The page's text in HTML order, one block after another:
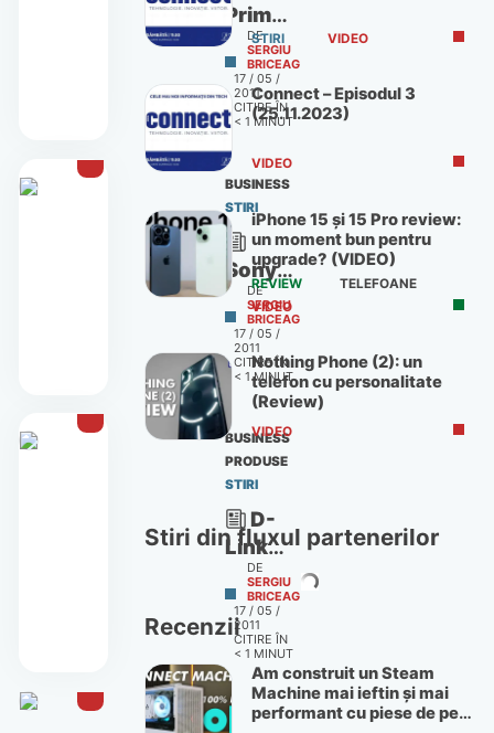
Primul
Concept
Store
destinat
jocurilor
video
DE
SERGIU
BRICEAG
17 / 05 /
2011
CITIRE ÎN
< 1 MINUT
BUSINESS
STIRI
Sony
le
urează
Welcome
Back
utilizatorilor
PlayStation
Network
cu
jocuri
şi
acces
gratuit
DE
SERGIU
BRICEAG
17 / 05 /
2011
CITIRE ÎN
< 1 MINUT
BUSINESS
PRODUSE
STIRI
D-
Link
lansează
mydlink:
Supraveghere
de la
distanţă
DE
SERGIU
BRICEAG
17 / 05 /
2011
CITIRE ÎN
< 1 MINUT
STIRI VIDEO
Connect – Episodul 3
(25.11.2023)
VIDEO
iPhone 15 și 15 Pro review:
un moment bun pentru
upgrade? (VIDEO)
REVIEW
TELEFOANE
VIDEO
Nothing Phone (2): un
telefon cu personalitate
(Review)
VIDEO
Stiri din fluxul partenerilor
Recenzii
Am construit un Steam
Machine mai ieftin și mai
performant cu piese de pe